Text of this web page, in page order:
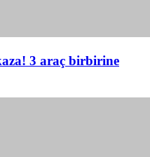
3 araç birbirine